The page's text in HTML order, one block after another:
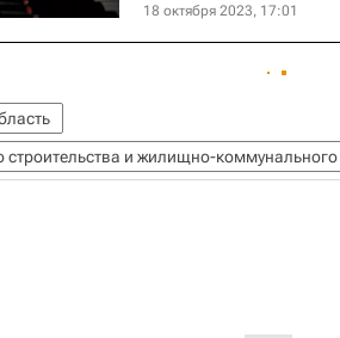
18 октября 2023, 17:01
строительства и жилищно-